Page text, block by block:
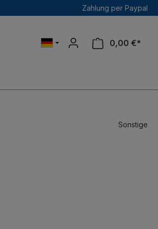
Zahlung per Paypal
0,00 €*
Sonstige